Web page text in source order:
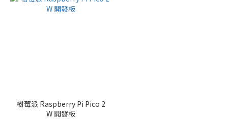
樹莓派 Raspberry Pi Pico 2
W 開發板